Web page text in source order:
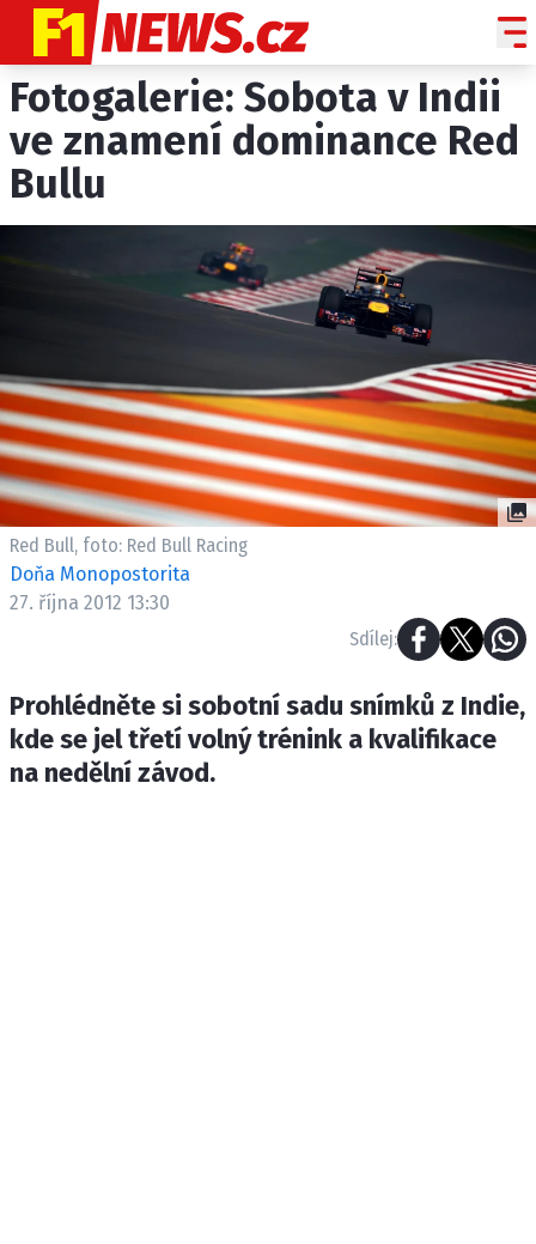
NOVINKY
GRAND PRIX
HISTORIE GP
PROFILY JEZDCŮ
PROFILY TÝMŮ
OSTATNÍ
SLEDUJTE NÁS NA|
ETICKÝ KODEX
OSOBNÍ ÚDAJE / COOKIES
Fotogalerie: Sobota v Indii
ve znamení dominance Red
Bullu
Red Bull, foto: Red Bull Racing
Doňa Monopostorita
27. října 2012 13:30
Sdílej:
Prohlédněte si sobotní sadu snímků z Indie,
kde se jel třetí volný trénink a kvalifikace
na nedělní závod.